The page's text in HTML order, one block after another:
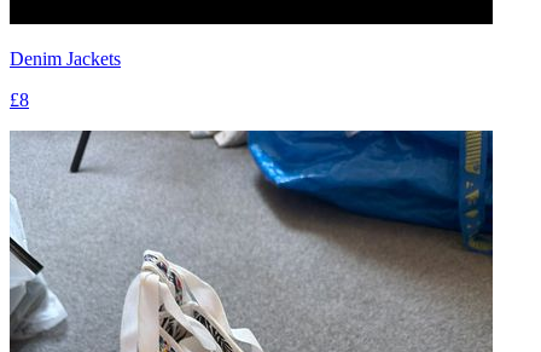
Denim Jackets
£8